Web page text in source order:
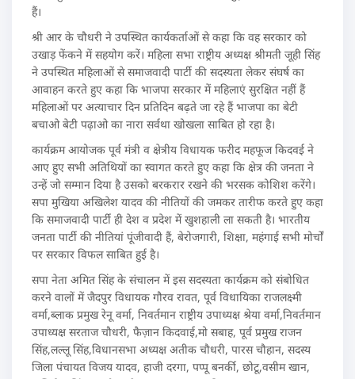
हैं।
श्री आर के चौधरी ने उपस्थित कार्यकर्ताओं से कहा कि वह सरकार को
उखाड़ फेंकने में सहयोग करें। महिला सभा राष्ट्रीय अध्यक्ष श्रीमती जूही सिंह
ने उपस्थित महिलाओं से समाजवादी पार्टी की सदस्यता लेकर संघर्ष का
आवाहन करते हुए कहा कि भाजपा सरकार में महिलाएं सुरक्षित नहीं हैं
महिलाओं पर अत्याचार दिन प्रतिदिन बढ़ते जा रहे हैं भाजपा का बेटी
बचाओ बेटी पढ़ाओ का नारा सर्वथा खोखला साबित हो रहा है।
कार्यक्रम आयोजक पूर्व मंत्री व क्षेत्रीय विधायक फरीद महफूज किदवई ने
आए हुए सभी अतिथियों का स्वागत करते हुए कहा कि क्षेत्र की जनता ने
उन्हें जो सम्मान दिया है उसको बरकरार रखने की भरसक कोशिश करेंगे।
सपा मुखिया अखिलेश यादव की नीतियों की जमकर तारीफ करते हुए कहा
कि समाजवादी पार्टी ही देश व प्रदेश में खुशहाली ला सकती है। भारतीय
जनता पार्टी की नीतियां पूंजीवादी हैं, बेरोजगारी, शिक्षा, महंगाई सभी मोर्चों
पर सरकार विफल साबित हुई है।
सपा नेता अमित सिंह के संचालन में इस सदस्यता कार्यक्रम को संबोधित
करने वालों में जैदपुर विधायक गौरव रावत, पूर्व विधायिका राजलक्ष्मी
वर्मा,ब्लाक प्रमुख रेनू वर्मा, निवर्तमान राष्ट्रीय उपाध्यक्ष श्रेया वर्मा,निवर्तमान
उपाध्यक्ष सरताज चौधरी, फैज़ान किदवाई,मो सबाह, पूर्व प्रमुख राजन
सिंह,लल्लू सिंह,विधानसभा अध्यक्ष अतीक चौधरी, पारस चौहान, सदस्य
जिला पंचायत विजय यादव, हाजी दरगा, पप्पू बनर्की, छोटू,वसीम खान,